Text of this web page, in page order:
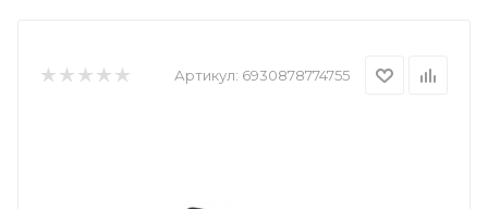
Артикул: 6930878774755